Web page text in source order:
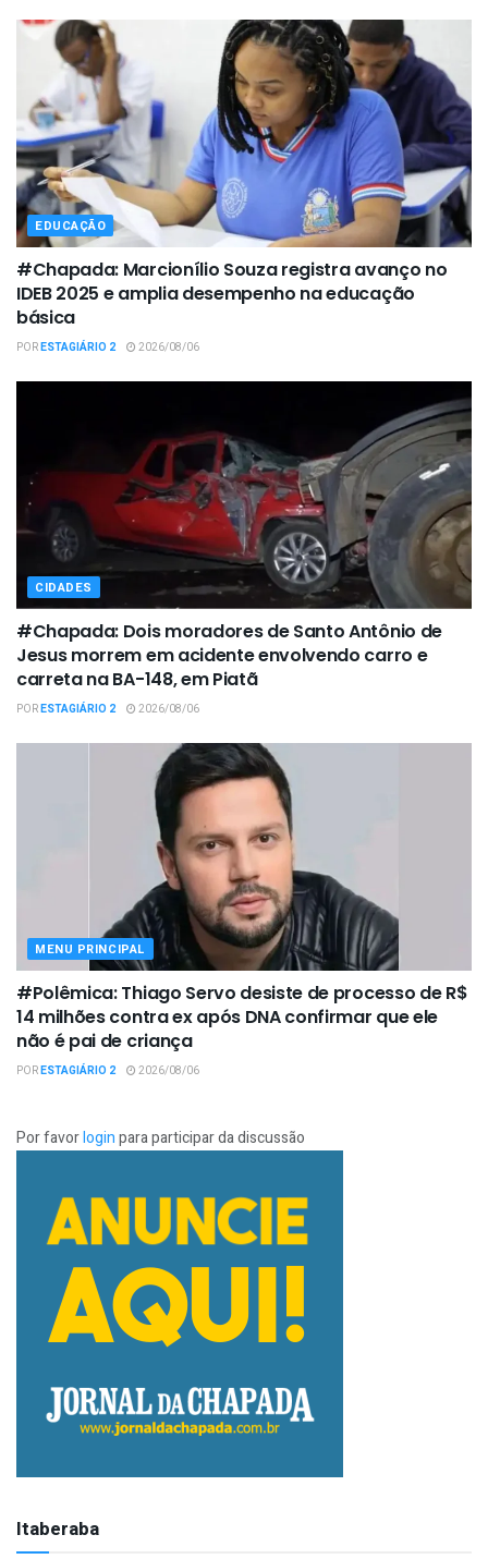
EDUCAÇÃO
#Chapada: Marcionílio Souza registra avanço no
IDEB 2025 e amplia desempenho na educação
básica
PORESTAGIÁRIO 2 2026/08/06
CIDADES
#Chapada: Dois moradores de Santo Antônio de
Jesus morrem em acidente envolvendo carro e
carreta na BA-148, em Piatã
PORESTAGIÁRIO 2 2026/08/06
MENU PRINCIPAL
#Polêmica: Thiago Servo desiste de processo de R$
14 milhões contra ex após DNA confirmar que ele
não é pai de criança
PORESTAGIÁRIO 2 2026/08/06
Por favorloginpara participar da discussão
Itaberaba